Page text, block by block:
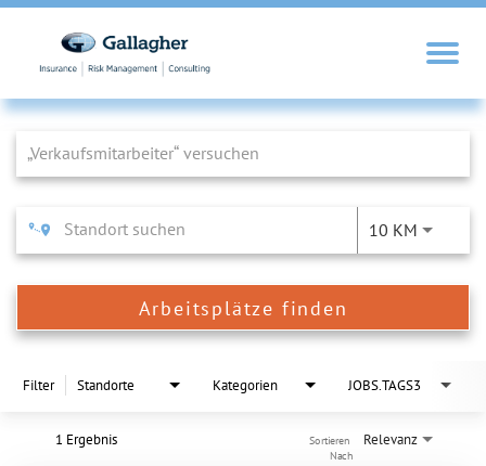
Job Search Page
10 KM
Arbeitsplätze finden
Filter Standorte Kategorien JOBS.TAGS3
1 Ergebnis Relevanz
Sortieren
Nach